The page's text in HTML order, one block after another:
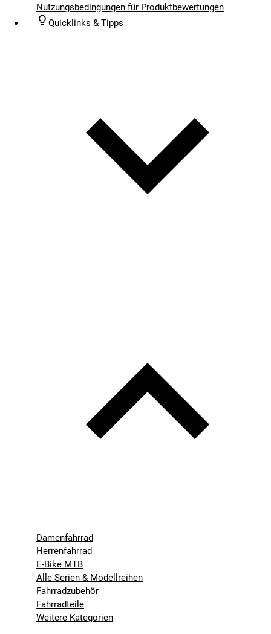
Nutzungsbedingungen für Produktbewertungen
Quicklinks & Tipps
Damenfahrrad
Herrenfahrrad
E-Bike MTB
Alle Serien & Modellreihen
Fahrradzubehör
Fahrradteile
Weitere Kategorien